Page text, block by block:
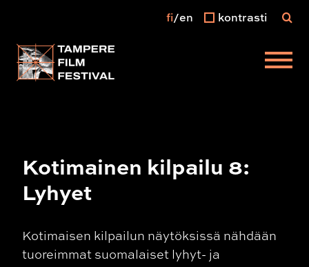
Päävalikko
fi en kontrasti
Kotimainen kilpailu 8:
Lyhyet
Kotimaisen kilpailun näytöksissä nähdään
tuoreimmat suomalaiset lyhyt- ja